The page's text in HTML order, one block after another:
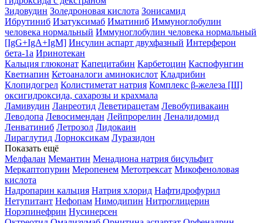
Зидовудин Золедроновая кислота Зонисамид
Ибрутиниб Изатуксимаб Иматиниб Иммуноглобулин
человека нормальный Иммуноглобулин человека нормальный
[IgG+IgA+IgM] Инсулин аспарт двухфазный Интерферон
бета-1a Иринотекан
Кальция глюконат Капецитабин Карбетоцин Каспофунгин
Кветиапин Кетоаналоги аминокислот Кладрибин
Клопидогрел Колистиметат натрия Комплекс β-железа [III]
оксигидроксида, сахарозы и крахмала
Ламивудин Ланреотид Леветирацетам Левобупивакаин
Леводопа Левосимендан Лейпрорелин Леналидомид
Ленватиниб Летрозол Лидокаин
Лираглутид Лорноксикам Луразидон
Показать ещё
Мелфалан Мемантин Менадиона натрия бисульфит
Меркаптопурин Меропенем Метотрексат Микофеноловая
кислота
Надропарин кальция Натрия хлорид Нафтидрофурил
Нетупитант Нефопам Нимодипин Нитроглицерин
Норэпинефрин Нусинерсен